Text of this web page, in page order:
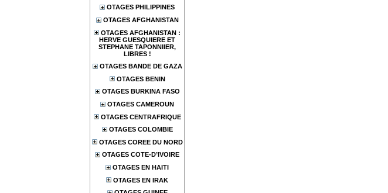
OTAGES PHILIPPINES
OTAGES AFGHANISTAN
OTAGES AFGHANISTAN :
HERVE GUESQUIERE ET
STEPHANE TAPONNIIER,
LIBRES !
OTAGES BANDE DE GAZA
OTAGES BENIN
OTAGES BURKINA FASO
OTAGES CAMEROUN
OTAGES CENTRAFRIQUE
OTAGES COLOMBIE
OTAGES COREE DU NORD
OTAGES COTE-D’IVOIRE
OTAGES EN HAITI
OTAGES EN IRAK